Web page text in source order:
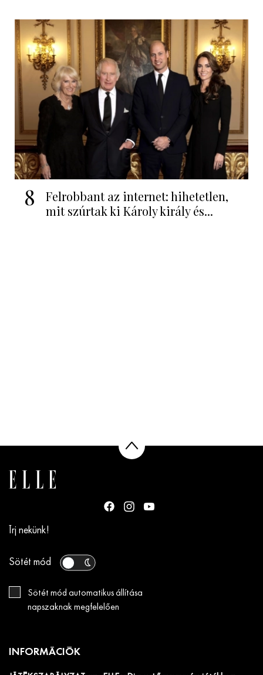
8
Felrobbant az internet: hihetetlen,
mit szúrtak ki Károly király és...
Írj nekünk!
Sötét mód
Sötét mód automatikus állítása
napszaknak megfelelően
INFORMÁCIÓK